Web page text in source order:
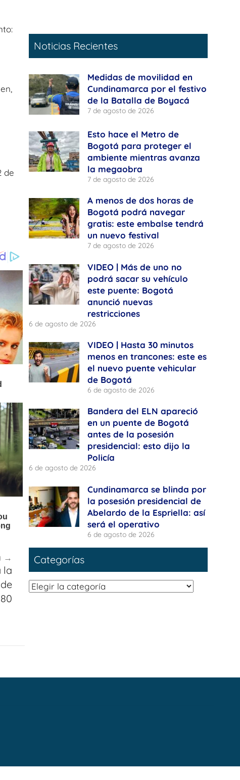
de
la
Noticias Recientes
Medidas de movilidad en
Cundinamarca por el festivo
de la Batalla de Boyacá
7 de agosto de 2026
Esto hace el Metro de
Bogotá para proteger el
ambiente mientras avanza
la megaobra
7 de agosto de 2026
A menos de dos horas de
Bogotá podrá navegar
gratis: este embalse tendrá
un nuevo festival
7 de agosto de 2026
VIDEO | Más de uno no
podrá sacar su vehículo
este puente: Bogotá
anunció nuevas
restricciones
6 de agosto de 2026
VIDEO | Hasta 30 minutos
menos en trancones: este es
el nuevo puente vehicular
de Bogotá
6 de agosto de 2026
Bandera del ELN apareció
en un puente de Bogotá
antes de la posesión
presidencial: esto dijo la
Policía
6 de agosto de 2026
Cundinamarca se blinda por
la posesión presidencial de
Abelardo de la Espriella: así
será el operativo
6 de agosto de 2026
Categorías
Categorías